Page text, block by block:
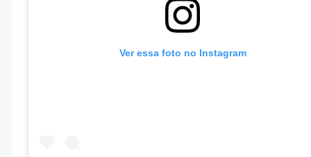
Ver essa foto no Instagram